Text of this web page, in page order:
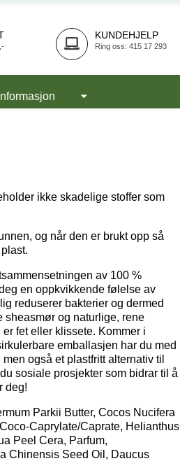
KUNDEHJELP
Ring oss: 415 17 293
Informasjon
ikke skadelige stoffer som
og når den er brukt opp så
av 100 %
en oppkvikkende følelse av
reduserer bakterier og dermed
og naturlige, rene
fet eller klissete. Kommer i
emballasjen har du med
også et plastfritt alternativ til
sosiale prosjekter som bidrar til å
deg!
Parkii Butter, Cocos Nucifera
Caprylate/Caprate, Helianthus
Peel Cera, Parfum,
Chinensis Seed Oil, Daucus